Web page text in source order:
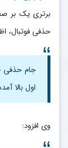
برتری یک بر
حذفی فوتبال،
جام حذفی
اول بالا
وی افزود: